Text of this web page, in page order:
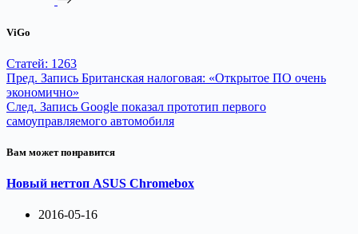
ViGo
Статей: 1263
Пред. Запись Британская налоговая: «Открытое ПО очень
экономично»
След. Запись Google показал прототип первого
самоуправляемого автомобиля
Вам может понравится
Новый неттоп ASUS Chromebox
2016-05-16